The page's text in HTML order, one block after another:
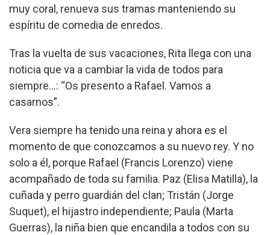
muy coral, renueva sus tramas manteniendo su
espíritu de comedia de enredos.
Tras la vuelta de sus vacaciones, Rita llega con una
noticia que va a cambiar la vida de todos para
siempre…: “Os presento a Rafael. Vamos a
casarnos”.
Vera siempre ha tenido una reina y ahora es el
momento de que conozcamos a su nuevo rey. Y no
solo a él, porque Rafael (Francis Lorenzo) viene
acompañado de toda su familia. Paz (Elisa Matilla), la
cuñada y perro guardián del clan; Tristán (Jorge
Suquet), el hijastro independiente; Paula (Marta
Guerras), la niña bien que encandila a todos con su